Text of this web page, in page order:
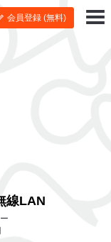
会員登録 (無料)
線LAN